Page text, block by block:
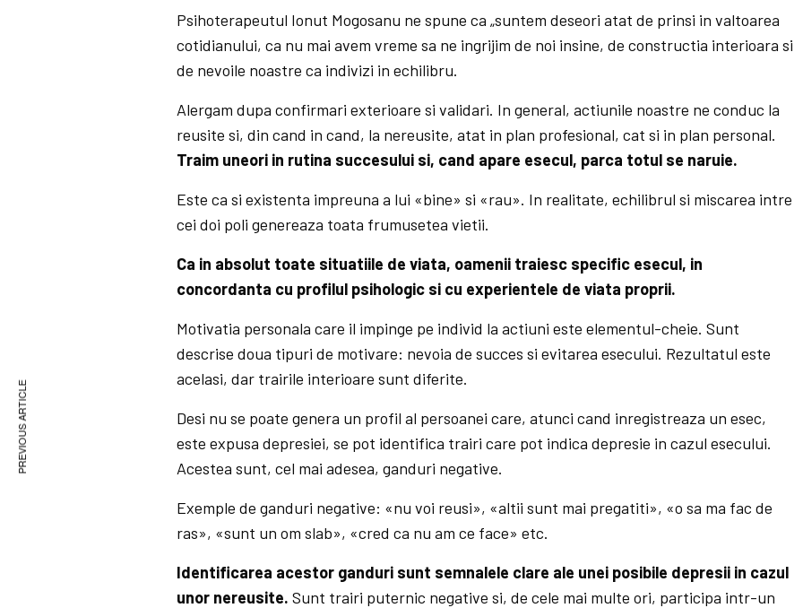
Psihoterapeutul Ionut Mogosanu ne spune ca „suntem deseori atat de prinsi in valtoarea
cotidianului, ca nu mai avem vreme sa ne ingrijim de noi insine, de constructia interioara si
de nevoile noastre ca indivizi in echilibru.
Alergam dupa confirmari exterioare si validari. In general, actiunile noastre ne conduc la
reusite si, din cand in cand, la nereusite, atat in plan profesional, cat si in plan personal.
Traim uneori in rutina succesului si, cand apare esecul, parca totul se naruie.
Este ca si existenta impreuna a lui «bine» si «rau». In realitate, echilibrul si miscarea intre
cei doi poli genereaza toata frumusetea vietii.
Ca in absolut toate situatiile de viata, oamenii traiesc specific esecul, in
concordanta cu profilul psihologic si cu experientele de viata proprii.
Motivatia personala care il impinge pe individ la actiuni este elementul-cheie. Sunt
descrise doua tipuri de motivare: nevoia de succes si evitarea esecului. Rezultatul este
acelasi, dar trairile interioare sunt diferite.
Desi nu se poate genera un profil al persoanei care, atunci cand inregistreaza un esec,
este expusa depresiei, se pot identifica trairi care pot indica depresie in cazul esecului.
Acestea sunt, cel mai adesea, ganduri negative.
Exemple de ganduri negative: «nu voi reusi», «altii sunt mai pregatiti», «o sa ma fac de
ras», «sunt un om slab», «cred ca nu am ce face» etc.
Identificarea acestor ganduri sunt semnalele clare ale unei posibile depresii in cazul
unor nereusite. Sunt trairi puternic negative si, de cele mai multe ori, participa intr-un
PREVIOUS ARTICLE